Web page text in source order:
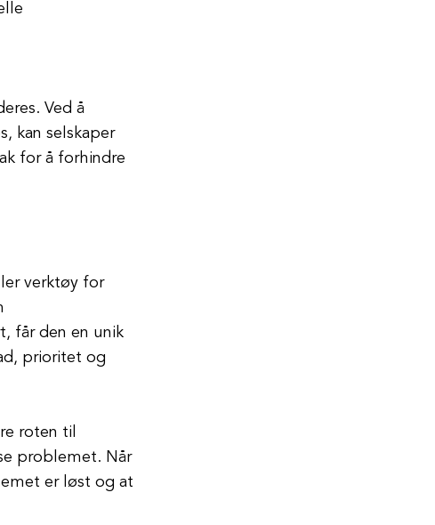
Ved å
kan selskaper
for å forhindre
verktøy for
får den en unik
prioritet og
roten til
problemet. Når
er løst og at